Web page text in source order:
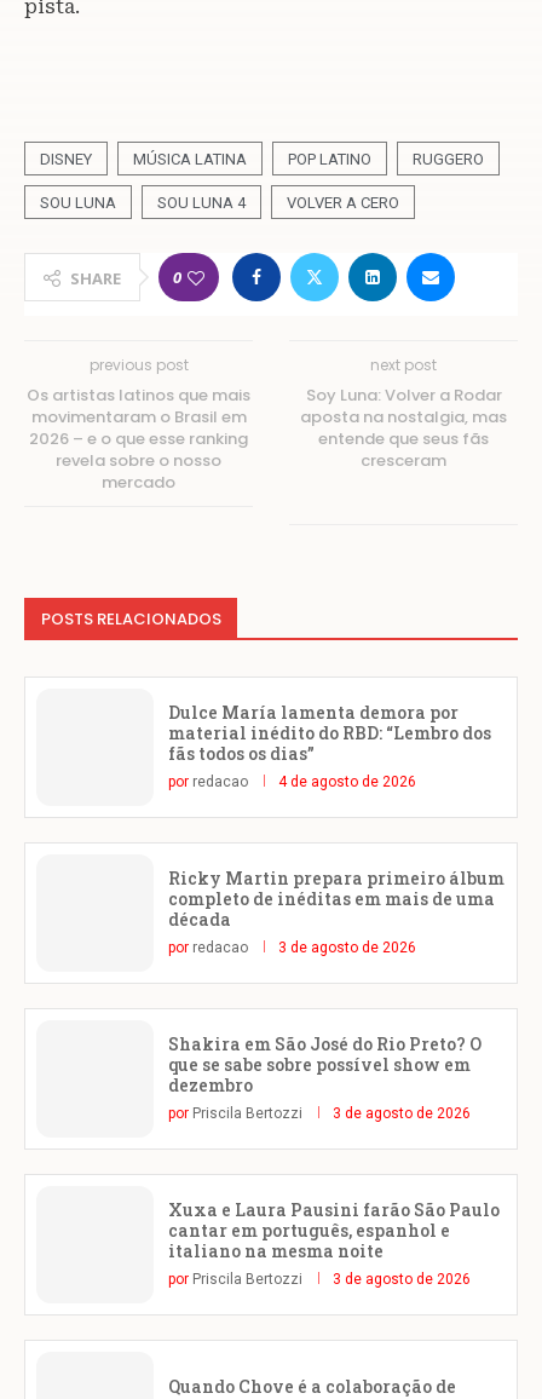
pista.
DISNEY MÚSICA LATINA POP LATINO RUGGERO
SOU LUNA SOU LUNA 4 VOLVER A CERO
SHARE 0
previous post
Os artistas latinos que mais
movimentaram o Brasil em
2026 – e o que esse ranking
revela sobre o nosso
mercado
next post
Soy Luna: Volver a Rodar
aposta na nostalgia, mas
entende que seus fãs
cresceram
POSTS RELACIONADOS
Dulce María lamenta demora por
material inédito do RBD: “Lembro dos
fãs todos os dias”
por redacao 4 de agosto de 2026
Ricky Martin prepara primeiro álbum
completo de inéditas em mais de uma
década
por redacao 3 de agosto de 2026
Shakira em São José do Rio Preto? O
que se sabe sobre possível show em
dezembro
por Priscila Bertozzi 3 de agosto de 2026
Xuxa e Laura Pausini farão São Paulo
cantar em português, espanhol e
italiano na mesma noite
por Priscila Bertozzi 3 de agosto de 2026
Quando Chove é a colaboração de